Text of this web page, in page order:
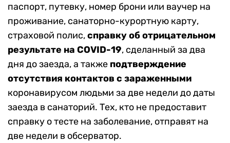
паспорт, путевку, номер брони или ваучер на
проживание, санаторно-курортную карту,
страховой полис,справкуоб отрицательном
результате на СOVID-19, сделанный за два
дня до заезда, а также подтверждение
отсутствия контактов с зараженными
коронавирусом людьми за две недели до даты
заезда в санаторий. Тех, кто не предоставит
справку о тесте на заболевание, отправят на
две недели в обсерватор.